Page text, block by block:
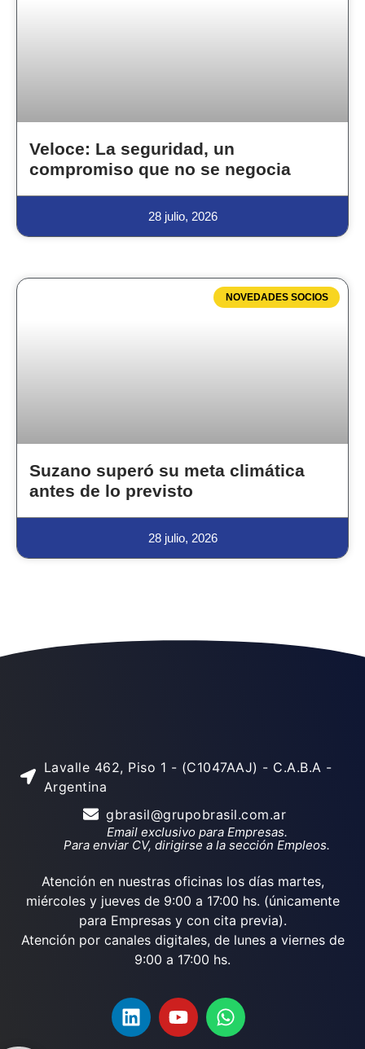
Veloce: La seguridad, un
compromiso que no se negocia
28 julio, 2026
NOVEDADES SOCIOS
Suzano superó su meta climática
antes de lo previsto
28 julio, 2026
Lavalle 462, Piso 1 - (C1047AAJ) - C.A.B.A -
Argentina
gbrasil@grupobrasil.com.ar
Email exclusivo para Empresas.
Para enviar CV, dirigirse a la sección Empleos.
Atención en nuestras oficinas los días martes,
miércoles y jueves de 9:00 a 17:00 hs. (únicamente
para Empresas y con cita previa).
Atención por canales digitales, de lunes a viernes de
9:00 a 17:00 hs.